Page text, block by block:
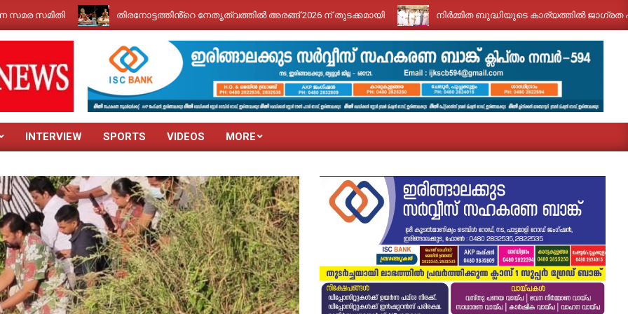
തിരനോട്ടത്തിൻ്റെ നേതൃത്വത്തിൽ അരങ്ങ് 2026 ന് തുടക്കമായി നിർമ്മിത ബുദ്ധിയുടെ കാര്യത്തിൽ ജാഗ്രത
INTERVIEW SPORTS VIDEOS MORE